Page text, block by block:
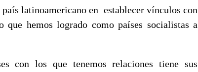
latinoamericano en establecer vínculos con
hemos logrado como países socialistas a
con los que tenemos relaciones tiene sus